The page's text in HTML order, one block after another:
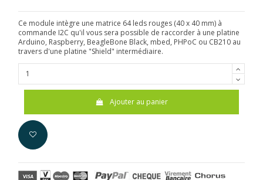
Ce module intègre une matrice 64 leds rouges (40 x 40 mm) à
commande I2C qu'il vous sera possible de raccorder à une platine
Arduino, Raspberry, BeagleBone Black, mbed, PHPoC ou CB210 au
travers d'une platine "Shield" intermédiaire.
Ajouter au panier